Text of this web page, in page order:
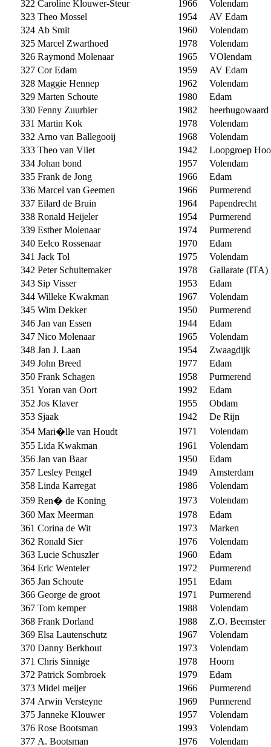
322 Caroline Klouwer-Steur 1966
Volendam
323 Theo Mossel 1954
AV Edam
324 Ab Smit 1960
Volendam
325 Marcel Zwarthoed 1978
Volendam
326 Raymond Molenaar 1965
VOlendam
327 Cor Edam 1959
AV Edam
328 Maggie Hennep 1962
Volendam
329 Marten Schoute 1980
Edam
330 Fenny Zuurbier 1982
heerhugowaard
331 Martin Kok 1978
Volendam
332 Arno van Ballegooij 1968
Volendam
333 Theo van Vliet 1942
Loopgroep
334 Johan bond 1957
Volendam
335 Frank de Jong 1966
Edam
336 Marcel van Geemen 1966
Purmerend
337 Eilard de Bruin 1964
Papendrecht
338 Ronald Heijeler 1954
Purmerend
339 Esther Molenaar 1974
Purmerend
340 Eelco Rossenaar 1970
Edam
341 Jack Tol 1975
Volendam
342 Peter Schuitemaker 1978
Gallarate (ITA)
343 Sip Visser 1953
Edam
344 Willeke Kwakman 1967
Volendam
345 Wim Dekker 1950
Purmerend
346 Jan van Essen 1944
Edam
347 Nico Molenaar 1965
Volendam
348 Jan J. Laan 1954
Zwaagdijk
349 John Breed 1977
Edam
350 Frank Schagen 1958
Purmerend
351 Yoran van Oort 1992
Edam
352 Jos Klaver 1955
Obdam
353 Sjaak 1942
De Rijn
354 Mari�lle van Houdt 1971
Volendam
355 Lida Kwakman 1961
Volendam
356 Jan van Baar 1950
Edam
357 Lesley Pengel 1949
Amsterdam
358 Linda Karregat 1986
Volendam
359 Ren� de Koning 1973
Volendam
360 Max Meerman 1978
Edam
361 Corina de Wit 1973
Marken
362 Ronald Sier 1976
Volendam
363 Lucie Schuszler 1960
Edam
364 Eric Wenteler 1972
Purmerend
365 Jan Schoute 1951
Edam
366 George de groot 1971
Purmerend
367 Tom kemper 1988
Volendam
368 Frank Dorland 1988
Z.O. Beemster
369 Elsa Lautenschutz 1967
Volendam
370 Danny Berkhout 1973
Volendam
371 Chris Sinnige 1978
Hoorn
372 Patrick Sombroek 1979
Edam
373 Midel meijer 1966
Purmerend
374 Arwin Versteyne 1969
Purmerend
375 Janneke Klouwer 1957
Volendam
376 Rose Bootsman 1993
Volendam
377 A. Bootsman 1976
Volendam